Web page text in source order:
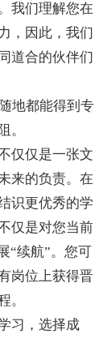
我们理解您在
，因此，我们
道合的伙伴们
地都能得到专
。
仅仅是一张文
来的负责。在
识更优秀的学
仅是对您当前
“续航”。您可
岗位上获得晋
。
习，选择成